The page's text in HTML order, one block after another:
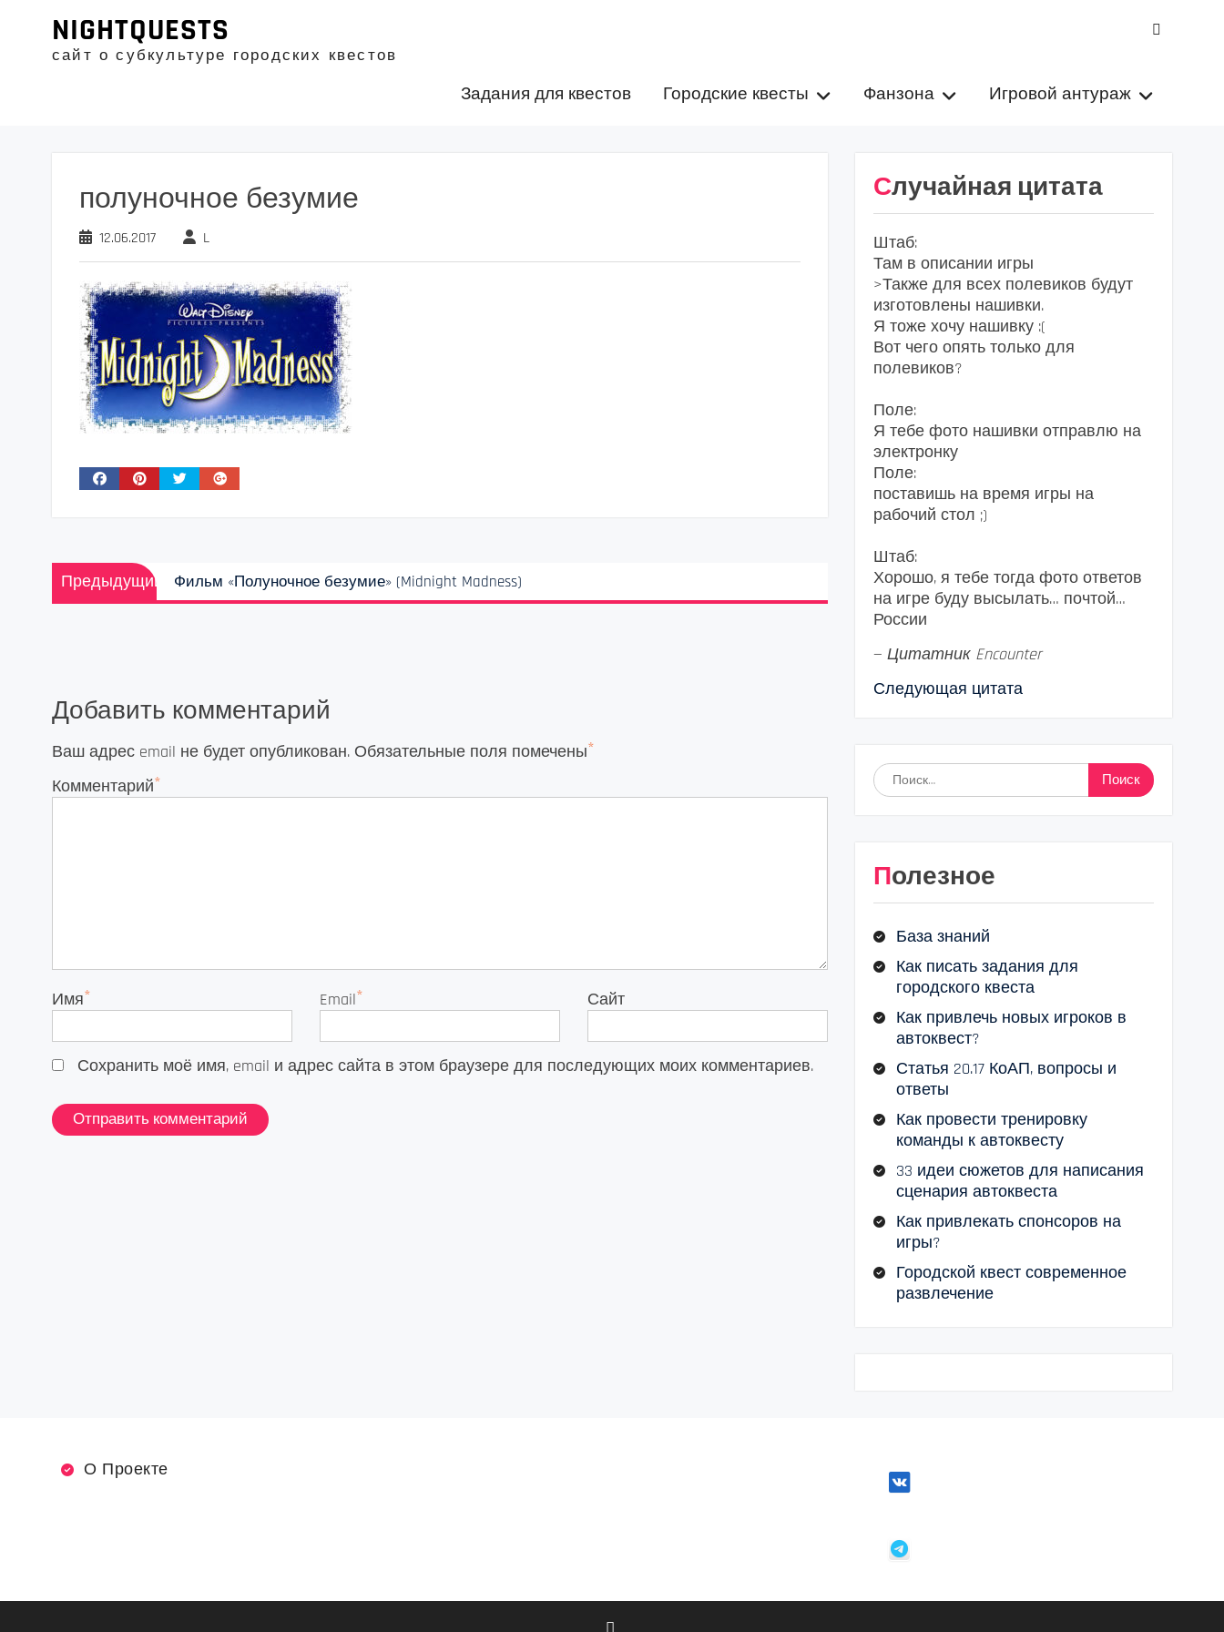
содержимому
NIGHTQUESTS
сайт о субкультуре городских квестов
Задания для квестов Городские квесты Фанзона Игровой антураж
полуночное безумие
12.06.2017 L
Навигация
по
Предыдущий
Предыдущая
запись:
Фильм «Полуночное безумие» (Midnight Madness)
Добавить комментарий
Ваш адрес email не будет опубликован. Обязательные поля помечены*
Комментарий*
Имя* Email* Сайт
Сохранить моё имя, email и адрес сайта в этом браузере для последующих моих комментариев.
Случайная цитата
Штаб:
Там в описании игры
>Также для всех полевиков будут
изготовлены нашивки.
Я тоже хочу нашивку :(
Вот чего опять только для
полевиков?
Поле:
Я тебе фото нашивки отправлю на
электронку
Поле:
поставишь на время игры на
рабочий стол ;)
Штаб:
Хорошо, я тебе тогда фото ответов
на игре буду высылать… почтой…
России
— Цитатник Encounter
Следующая цитата
Найти:
Полезное
База знаний
Как писать задания для
городского квеста
Как привлечь новых игроков в
автоквест?
Статья 20.17 КоАП, вопросы и
ответы
Как провести тренировку
команды к автоквесту
33 идеи сюжетов для написания
сценария автоквеста
Как привлекать спонсоров на
игры?
Городской квест современное
развлечение
О Проекте